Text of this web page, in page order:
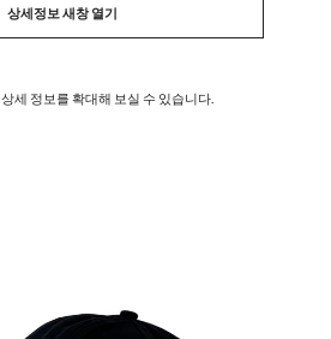
상세정보 새창 열기
상세 정보를 확대해 보실 수 있습니다.